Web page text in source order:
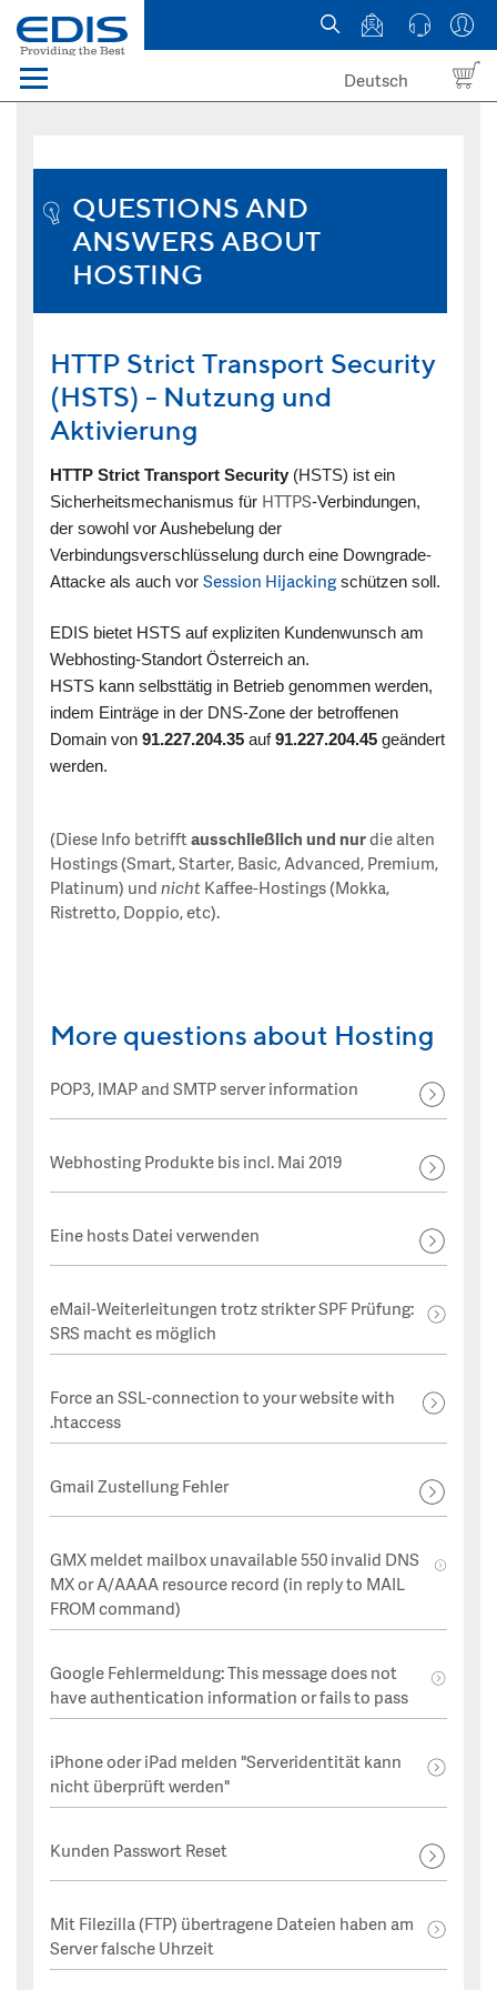
Menü
News
Deutsch
QUESTIONS AND
ANSWERS ABOUT
HOSTING
HTTP Strict Transport Security
(HSTS) - Nutzung und
Aktivierung
HTTP Strict Transport Security (HSTS) ist ein
Sicherheitsmechanismus für HTTPS-Verbindungen,
der sowohl vor Aushebelung der
Verbindungsverschlüsselung durch eine Downgrade-
Attacke als auch vor Session Hijackingschützen soll.
EDIS bietet HSTS auf expliziten Kundenwunsch am
Webhosting-Standort Österreich an.
HSTS kann selbsttätig in Betrieb genommen werden,
indem Einträge in der DNS-Zone der betroffenen
Domain von 91.227.204.35 auf91.227.204.45 geändert
werden.
(Diese Info betrifftausschließlich und nurdie alten
Hostings (Smart, Starter, Basic, Advanced, Premium,
Platinum) und nicht Kaffee-Hostings (Mokka,
Ristretto, Doppio, etc).
More questions about Hosting
POP3, IMAP and SMTP server information
Webhosting Produkte bis incl. Mai 2019
Eine hosts Datei verwenden
eMail-Weiterleitungen trotz strikter SPF Prüfung:
SRS macht es möglich
Force an SSL-connection to your website with
.htaccess
Gmail Zustellung Fehler
GMX meldet mailbox unavailable 550 invalid DNS
MX or A/AAAA resource record (in reply to MAIL
FROM command)
Google Fehlermeldung: This message does not
have authentication information or fails to pass
iPhone oder iPad melden "Serveridentität kann
nicht überprüft werden"
Kunden Passwort Reset
Mit Filezilla (FTP) übertragene Dateien haben am
Server falsche Uhrzeit